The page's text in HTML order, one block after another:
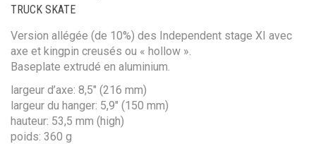
TRUCK SKATE
Version allégée (de 10%) des Independent stage XI avec
axe et kingpin creusés ou « hollow ».
Baseplate extrudé en aluminium.
largeur d’axe: 8,5″ (216 mm)
largeur du hanger: 5,9″ (150 mm)
hauteur: 53,5 mm (high)
poids: 360 g